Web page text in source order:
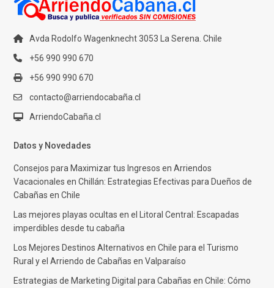
Avda Rodolfo Wagenknecht 3053 La Serena. Chile
+56 990 990 670
+56 990 990 670
contacto@arriendocabaña.cl
ArriendoCabaña.cl
Datos y Novedades
Consejos para Maximizar tus Ingresos en Arriendos
Vacacionales en Chillán: Estrategias Efectivas para Dueños de
Cabañas en Chile
Las mejores playas ocultas en el Litoral Central: Escapadas
imperdibles desde tu cabaña
Los Mejores Destinos Alternativos en Chile para el Turismo
Rural y el Arriendo de Cabañas en Valparaíso
Estrategias de Marketing Digital para Cabañas en Chile: Cómo